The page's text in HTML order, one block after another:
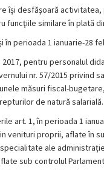
îşi desfăşoară
funcţiile similare în plată
perioada 1 ianuarie-28
pentru personalul
nr. 57/2015 privind
măsuri fiscal-
de natură salarială.
art. 1, în perioada 1
venituri proprii, aflate în
ale
sub controlul